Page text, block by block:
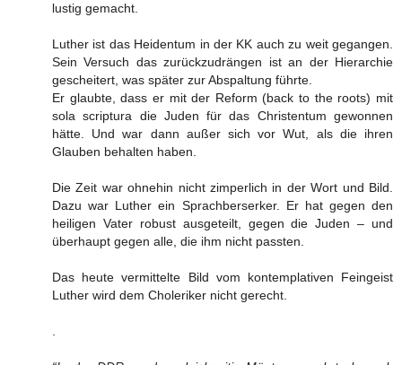
lustig gemacht.
Luther ist das Heidentum in der KK auch zu weit gegangen.
Sein Versuch das zurückzudrängen ist an der Hierarchie
gescheitert, was später zur Abspaltung führte.
Er glaubte, dass er mit der Reform (back to the roots) mit
sola scriptura die Juden für das Christentum gewonnen
hätte. Und war dann außer sich vor Wut, als die ihren
Glauben behalten haben.
Die Zeit war ohnehin nicht zimperlich in der Wort und Bild.
Dazu war Luther ein Sprachberserker. Er hat gegen den
heiligen Vater robust ausgeteilt, gegen die Juden – und
überhaupt gegen alle, die ihm nicht passten.
Das heute vermittelte Bild vom kontemplativen Feingeist
Luther wird dem Choleriker nicht gerecht.
.